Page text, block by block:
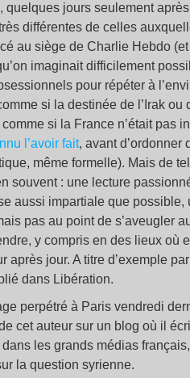
jours seulement
différentes de celles
au siège de Charlie Hebdo (et
imaginait difficilement
pour répéter à
si la destinée de l’Irak ou
si la France n’était pas
l’avoir fait, avant d’ordonner
même formelle). Mais de
souvent : une lecture
aussi impartiale que possible,
pas au point de s’aveugler
y compris en des lieux où
après jour. A titre d’exemple
dans Libération.
perpétré à Paris vendredi
cet auteur sur un blog où il
les grands médias
la question syrienne.